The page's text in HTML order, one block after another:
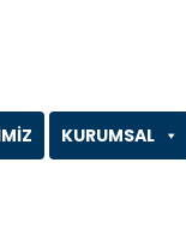
KURUMSAL